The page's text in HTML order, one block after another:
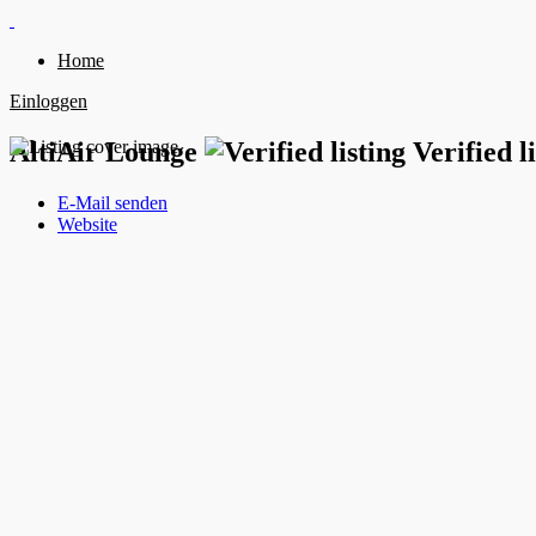
Home
Einloggen
AltiAir Lounge Verified
E-Mail senden
Website